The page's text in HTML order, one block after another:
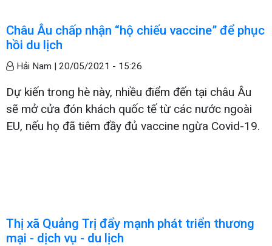
Châu Âu chấp nhận “hộ chiếu vaccine” để phục
hồi du lịch
Hải Nam | 20/05/2021 - 15:26
Dự kiến trong hè này, nhiều điểm đến tại châu Âu
sẽ mở cửa đón khách quốc tế từ các nước ngoài
EU, nếu họ đã tiêm đầy đủ vaccine ngừa Covid-19.
Thị xã Quảng Trị đẩy mạnh phát triển thương
mại - dịch vụ - du lịch